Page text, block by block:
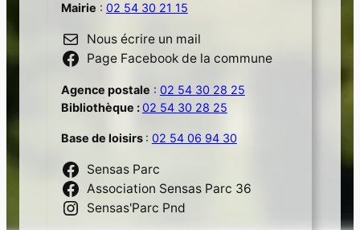
Mairie : 02 54 30 21 15
Nous écrire un mail
Page Facebook de la commune
Agence postale : 02 54 30 28 25
Bibliothèque :02 54 30 28 25
Base de loisirs : 02 54 06 94 30
Sensas Parc
Association Sensas Parc 36
Sensas'Parc Pnd